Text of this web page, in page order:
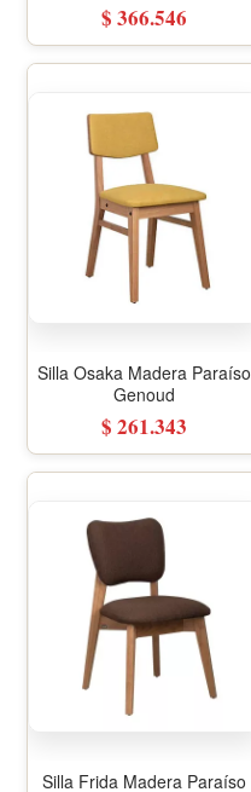
$ 366.546
Silla Osaka Madera Paraíso
Genoud
$ 261.343
Silla Frida Madera Paraíso